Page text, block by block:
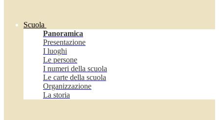
Scuola
Panoramica
Presentazione
I luoghi
Le persone
I numeri della scuola
Le carte della scuola
Organizzazione
La storia